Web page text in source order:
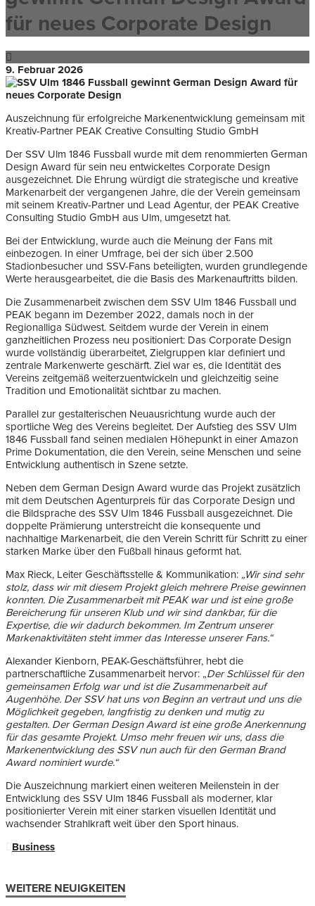
für neues Corporate Design
9. Februar 2026
Auszeichnung für erfolgreiche Markenentwicklung gemeinsam mit
Kreativ-Partner PEAK Creative Consulting Studio GmbH
Der SSV Ulm 1846 Fussball wurde mit dem renommierten German
Design Award für sein neu entwickeltes Corporate Design
ausgezeichnet. Die Ehrung würdigt die strategische und kreative
Markenarbeit der vergangenen Jahre, die der Verein gemeinsam
mit seinem Kreativ-Partner und Lead Agentur, der PEAK Creative
Consulting Studio GmbH aus Ulm, umgesetzt hat.
Bei der Entwicklung, wurde auch die Meinung der Fans mit
einbezogen. In einer Umfrage, bei der sich über 2.500
Stadionbesucher und SSV-Fans beteiligten, wurden grundlegende
Werte herausgearbeitet, die die Basis des Markenauftritts bilden.
Die Zusammenarbeit zwischen dem SSV Ulm 1846 Fussball und
PEAK begann im Dezember 2022, damals noch in der
Regionalliga Südwest. Seitdem wurde der Verein in einem
ganzheitlichen Prozess neu positioniert: Das Corporate Design
wurde vollständig überarbeitet, Zielgruppen klar definiert und
zentrale Markenwerte geschärft. Ziel war es, die Identität des
Vereins zeitgemäß weiterzuentwickeln und gleichzeitig seine
Tradition und Emotionalität sichtbar zu machen.
Parallel zur gestalterischen Neuausrichtung wurde auch der
sportliche Weg des Vereins begleitet. Der Aufstieg des SSV Ulm
1846 Fussball fand seinen medialen Höhepunkt in einer Amazon
Prime Dokumentation, die den Verein, seine Menschen und seine
Entwicklung authentisch in Szene setzte.
Neben dem German Design Award wurde das Projekt zusätzlich
mit dem Deutschen Agenturpreis für das Corporate Design und
die Bildsprache des SSV Ulm 1846 Fussball ausgezeichnet. Die
doppelte Prämierung unterstreicht die konsequente und
nachhaltige Markenarbeit, die den Verein Schritt für Schritt zu einer
starken Marke über den Fußball hinaus geformt hat.
Max Rieck, Leiter Geschäftsstelle & Kommunikation: „Wir sind sehr
stolz, dass wir mit diesem Projekt gleich mehrere Preise gewinnen
konnten. Die Zusammenarbeit mit PEAK war und ist eine große
Bereicherung für unseren Klub und wir sind dankbar, für die
Expertise, die wir dadurch bekommen. Im Zentrum unserer
Markenaktivitäten steht immer das Interesse unserer Fans.“
Alexander Kienborn, PEAK-Geschäftsführer, hebt die
partnerschaftliche Zusammenarbeit hervor: „Der Schlüssel für den
gemeinsamen Erfolg war und ist die Zusammenarbeit auf
Augenhöhe. Der SSV hat uns von Beginn an vertraut und uns die
Möglichkeit gegeben, langfristig zu denken und mutig zu
gestalten. Der German Design Award ist eine große Anerkennung
für das gesamte Projekt. Umso mehr freuen wir uns, dass die
Markenentwicklung des SSV nun auch für den German Brand
Award nominiert wurde.“
Die Auszeichnung markiert einen weiteren Meilenstein in der
Entwicklung des SSV Ulm 1846 Fussball als moderner, klar
positionierter Verein mit einer starken visuellen Identität und
wachsender Strahlkraft weit über den Sport hinaus.
Business
WEITERE NEUIGKEITEN